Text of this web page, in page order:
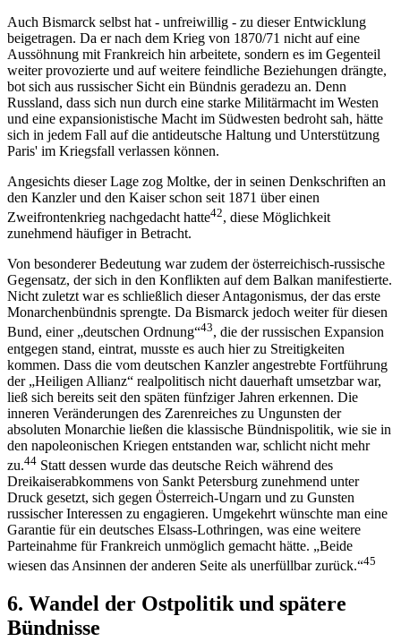
Auch Bismarck selbst hat - unfreiwillig - zu dieser Entwicklung
beigetragen. Da er nach dem Krieg von 1870/71 nicht auf eine
Aussöhnung mit Frankreich hin arbeitete, sondern es im Gegenteil
weiter provozierte und auf weitere feindliche Beziehungen drängte,
bot sich aus russischer Sicht ein Bündnis geradezu an. Denn
Russland, dass sich nun durch eine starke Militärmacht im Westen
und eine expansionistische Macht im Südwesten bedroht sah, hätte
sich in jedem Fall auf die antideutsche Haltung und Unterstützung
Paris' im Kriegsfall verlassen können.
Angesichts dieser Lage zog Moltke, der in seinen Denkschriften an
den Kanzler und den Kaiser schon seit 1871 über einen
Zweifrontenkrieg nachgedacht hatte42, diese Möglichkeit
zunehmend häufiger in Betracht.
Von besonderer Bedeutung war zudem der österreichisch-russische
Gegensatz, der sich in den Konflikten auf dem Balkan manifestierte.
Nicht zuletzt war es schließlich dieser Antagonismus, der das erste
Monarchenbündnis sprengte. Da Bismarck jedoch weiter für diesen
Bund, einer „deutschen Ordnung“43, die der russischen Expansion
entgegen stand, eintrat, musste es auch hier zu Streitigkeiten
kommen. Dass die vom deutschen Kanzler angestrebte Fortführung
der „Heiligen Allianz“ realpolitisch nicht dauerhaft umsetzbar war,
ließ sich bereits seit den späten fünfziger Jahren erkennen. Die
inneren Veränderungen des Zarenreiches zu Ungunsten der
absoluten Monarchie ließen die klassische Bündnispolitik, wie sie in
den napoleonischen Kriegen entstanden war, schlicht nicht mehr
zu.44 Statt dessen wurde das deutsche Reich während des
Dreikaiserabkommens von Sankt Petersburg zunehmend unter
Druck gesetzt, sich gegen Österreich-Ungarn und zu Gunsten
russischer Interessen zu engagieren. Umgekehrt wünschte man eine
Garantie für ein deutsches Elsass-Lothringen, was eine weitere
Parteinahme für Frankreich unmöglich gemacht hätte. „Beide
wiesen das Ansinnen der anderen Seite als unerfüllbar zurück.“45
6. Wandel der Ostpolitik und spätere
Bündnisse